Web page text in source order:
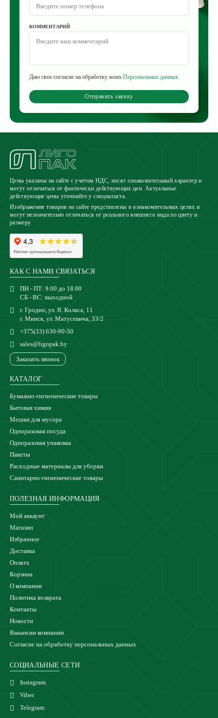
КОММЕНТАРИЙ
Даю свое согласие на обработку моих Персональных данных.
Отправить заявку
Цены указаны на сайте с учетом НДС, носят ознакомительный характер и
могут отличаться от фактически действующих цен. Актуальные
действующие цены уточняйте у специалиста.
Изображения товаров на сайте представлены в ознакомительных целях и
могут незначительно отличаться от реального внешнего вида по цвету и
размеру.
КАК С НАМИ СВЯЗАТЬСЯ
ПН - ПТ: 9.00 до 18.00
СБ - ВС: выходной
г. Гродно, ул. Я. Коласа, 11
г. Минск, ул. Матусевича, 33/2
+375(33) 630-90-50
sales@ligopak.by
Заказать звонок
КАТАЛОГ
Бумажно-гигиенические товары
Бытовая химия
Мешки для мусора
Одноразовая посуда
Одноразовая упаковка
Пакеты
Расходные материалы для уборки
Санитарно-гигиенические товары
ПОЛЕЗНАЯ ИНФОРМАЦИЯ
Мой аккаунт
Магазин
Избранное
Доставка
Оплата
Корзина
О компании
Политика возврата
Контакты
Новости
Вакансии компании
Согласие на обработку персональных данных
СОЦИАЛЬНЫЕ СЕТИ
Instagram
Viber
Telegram